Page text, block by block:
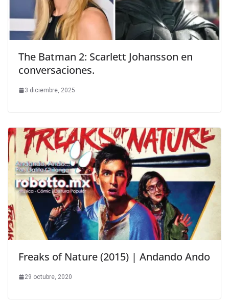
The Batman 2: Scarlett Johansson en
conversaciones.
3 diciembre, 2025
Freaks of Nature (2015) | Andando Ando
29 octubre, 2020